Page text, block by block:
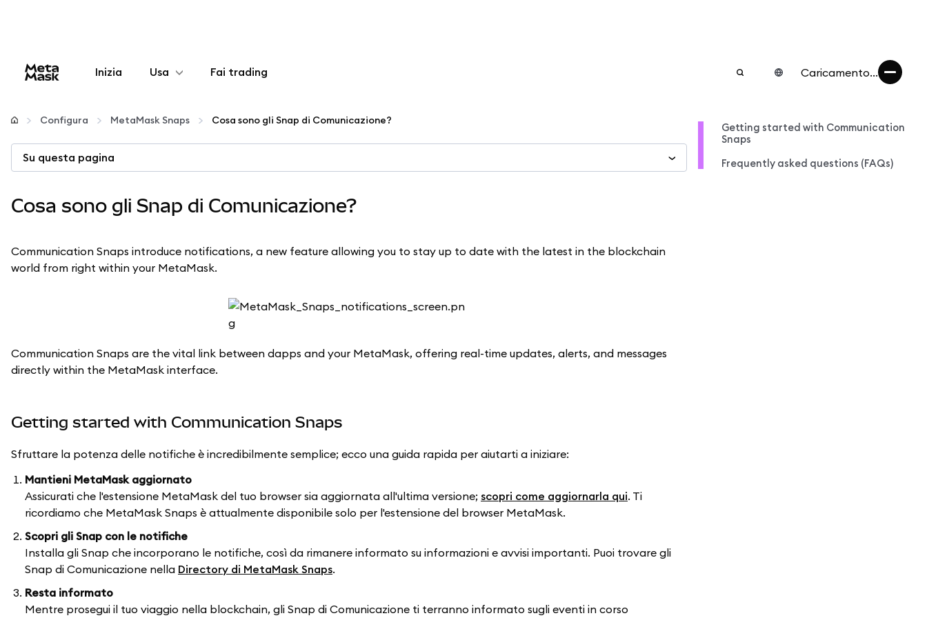
Inizia Usa
Configura
Gestisci criptovalute
Fai trading Caricamento...
Configura MetaMask Snaps Cosa sono gli Snap di Comunicazione?
Su questa pagina
Cosa sono gli Snap di Comunicazione?
Communication Snaps introduce notifications, a new feature allowing you to stay up to date with the latest in the blockchain
world from right within your MetaMask.
Communication Snaps are the vital link between dapps and your MetaMask, offering real-time updates, alerts, and messages
directly within the MetaMask interface.
Getting started with Communication Snaps
Sfruttare la potenza delle notifiche è incredibilmente semplice; ecco una guida rapida per aiutarti a iniziare:
Mantieni MetaMask aggiornato
Assicurati che l'estensione MetaMask del tuo browser sia aggiornata all'ultima versione; scopri come aggiornarla qui. Ti
ricordiamo che MetaMask Snaps è attualmente disponibile solo per l'estensione del browser MetaMask.
Scopri gli Snap con le notifiche
Installa gli Snap che incorporano le notifiche, così da rimanere informato su informazioni e avvisi importanti. Puoi trovare gli
Snap di Comunicazione nella Directory di MetaMask Snaps.
Resta informato
Mentre prosegui il tuo viaggio nella blockchain, gli Snap di Comunicazione ti terranno informato sugli eventi in corso
Getting started with Communication
Snaps
Frequently asked questions (FAQs)